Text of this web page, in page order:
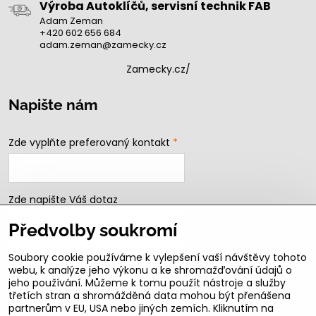
Výroba Autoklíčů, servisní technik FAB
Adam Zeman
+420 602 656 684
adam.zeman@zamecky.cz
Zamecky.cz/
Napište nám
Zde vyplňte preferovaný kontakt *
Zde napište Váš dotaz
Předvolby soukromí
Soubory cookie používáme k vylepšení vaší návštěvy tohoto
webu, k analýze jeho výkonu a ke shromažďování údajů o
jeho používání. Můžeme k tomu použít nástroje a služby
třetích stran a shromážděná data mohou být přenášena
partnerům v EU, USA nebo jiných zemích. Kliknutím na